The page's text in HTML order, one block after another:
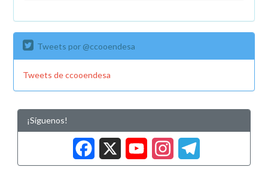
Tweets por @ccooendesa
Tweets de ccooendesa
¡Síguenos!
Facebook
X